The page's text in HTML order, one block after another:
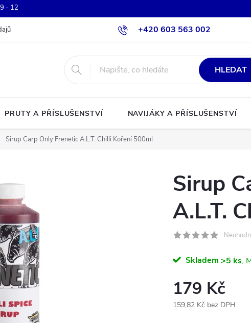
- 12
+420 603 563 002
HLEDAT
PRUTY A PŘÍSLUŠENSTVÍ NAVIJÁKY A PŘÍSLUŠENSTVÍ
Sirup Carp Only Frenetic A.L.T. Chilli Koření 500ml
Sirup
A.L.T.
Skladem >5 ks
179 Kč
159,82 Kč bez DPH